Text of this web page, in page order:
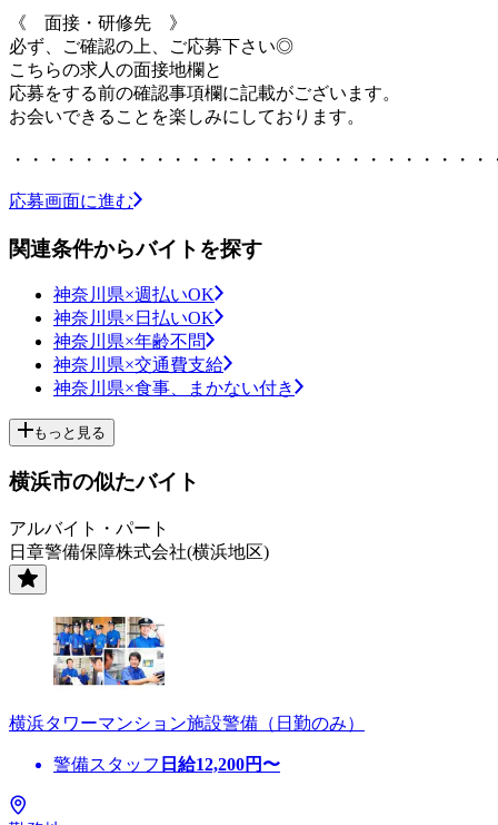
《 面接・研修先 》
必ず、ご確認の上、ご応募下さい◎
こちらの求人の面接地欄と
応募をする前の確認事項欄に記載がございます。
お会いできることを楽しみにしております。
・・・・・・・・・・・・・・・・・・・・・・・・・・・
応募画面に進む
関連条件からバイトを探す
神奈川県×週払いOK
神奈川県×日払いOK
神奈川県×年齢不問
神奈川県×交通費支給
神奈川県×食事、まかない付き
もっと見る
横浜市の似たバイト
アルバイト・パート
日章警備保障株式会社(横浜地区)
横浜タワーマンション施設警備（日勤のみ）
警備スタッフ 日給12,200円〜